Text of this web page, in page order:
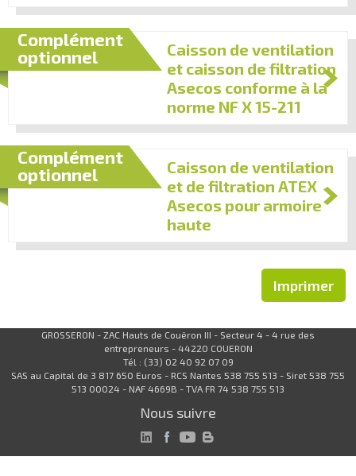
Complément
optionnel
Caisson de ventilation
et caisson de filtration
Asecos conforme à la
norme NF X 15-211
Complément
optionnel
Caisson de ventilation
et de filtration ATEX
Asecos pour armoire
haute
Imprimer
GROSSERON - ZAC Hauts de Couëron III - Secteur 4 - 4 rue des
entrepreneurs - 44220 COUERON
Tél : (33) 02 40 92 07 09
SAS au Capital de 3 817 650 Euros - RCS Nantes 538 755 513 - Siret 538 755
513 00024 - NAF 4669B - TVA FR 74 538 755 513
Nous suivre